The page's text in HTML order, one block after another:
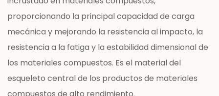
proporcionando la principal capacidad de carga
mecánica y mejorando la resistencia al impacto, la
resistencia a la fatiga y la estabilidad dimensional de
los materiales compuestos. Es el material del
esqueleto central de los productos de materiales